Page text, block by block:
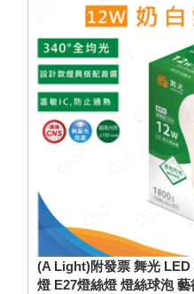
(A Light)附發票 舞光 LED
燈 E27燈絲燈 燈絲球泡